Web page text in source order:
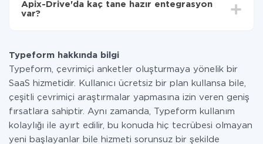
Hizmetimiz aracılığıyla yalnızca bir sisteminizden
diğerine aktarılan veri miktarı için ödeme yaparsınız.
Apix-Drive'da kaç tane hazır entegrasyon
var?
Typeform hakkında bilgi
Typeform, çevrimiçi anketler oluşturmaya yönelik bir
SaaS hizmetidir. Kullanıcı ücretsiz bir plan kullansa bile,
çeşitli çevrimiçi araştırmalar yapmasına izin veren geniş
fırsatlara sahiptir. Aynı zamanda, Typeform kullanım
kolaylığı ile ayırt edilir, bu konuda hiç tecrübesi olmayan
yeni başlayanlar bile hizmeti sorunsuz bir şekilde